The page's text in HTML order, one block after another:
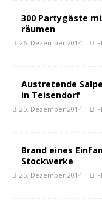
300 Partygäste
räumen
26. Dezember 2014
Austretende
in Teisendorf
25. Dezember 2014
Brand eines
Stockwerke
25. Dezember 2014